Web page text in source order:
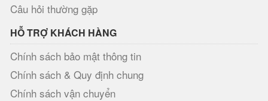
Câu hỏi thường gặp
HỖ TRỢ KHÁCH HÀNG
Chính sách bảo mật thông tin
Chính sách & Quy định chung
Chính sách vận chuyển